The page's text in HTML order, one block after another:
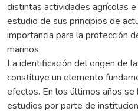
distintas actividades agrícolas
estudio de sus principios de
importancia para la protección
marinos.
La identificación del origen de
constituye un elemento
efectos. En los últimos años
estudios por parte de